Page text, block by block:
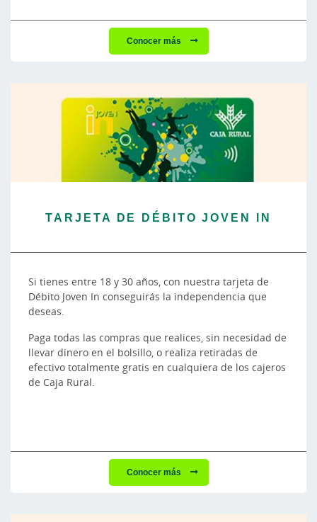
Conocer más
TARJETA DE DÉBITO JOVEN IN
Si tienes entre 18 y 30 años, con nuestra tarjeta de
Débito Joven In conseguirás la independencia que
deseas.
Paga todas las compras que realices, sin necesidad de
llevar dinero en el bolsillo, o realiza retiradas de
efectivo totalmente gratis en cualquiera de los cajeros
de Caja Rural.
Conocer más